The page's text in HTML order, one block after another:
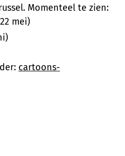
Momenteel te zien:
mei)
cartoons-